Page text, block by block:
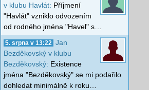
v klubu Havlát: Příjmení
"Havlát" vzniklo odvozením
od rodného jména "Havel" s…
5. srpna v 13:22
Jan
Bezděkovský v klubu
Bezděkovský: Existence
jména "Bezděkovský" se mi podařilo
dohledat minimálně k roku…